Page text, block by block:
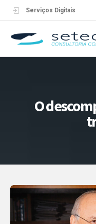
Serviços Digitais
O